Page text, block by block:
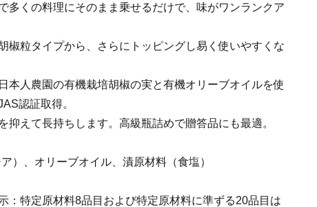
多くの料理にそのまま乗せるだけで、味がワンランクア
椒粒タイプから、さらにトッピングし易く使いやすくな
本人農園の有機栽培胡椒の実と有機オリーブオイルを使
認証取得。
抑えて長持ちします。高級瓶詰めで贈答品にも最適。
）、オリーブオイル、漬原材料（食塩）
：特定原材料8品目および特定原材料に準ずる20品目は